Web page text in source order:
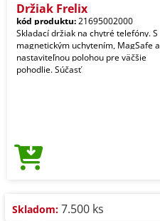
Držiak Frelix
kód produktu:21695002000
Skladací držiak na chytré telefóny. S
magnetickým uchytením, MagSafe a
nastaviteľnou polohou pre väčšie
pohodlie. Súčasť
Skladom: 7.500 ks